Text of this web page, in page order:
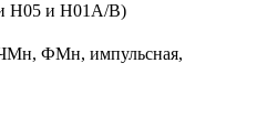
H05 и H01A/B)
ФМн, импульсная,